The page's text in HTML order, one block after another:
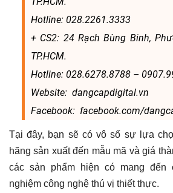
Hotline: 028.2261.3333
+ CS2: 24 Rạch Bùng Binh,
TP.HCM.
Hotline: 028.6278.8788 –
Website: dangcapdigital.vn
Facebook: facebook.com/
Tại đây, bạn sẽ có vô số sự lựa
hãng sản xuất đến mẫu mã và giá
các sản phẩm hiện có mang đến
nghiệm công nghệ thú vị thiết thực.